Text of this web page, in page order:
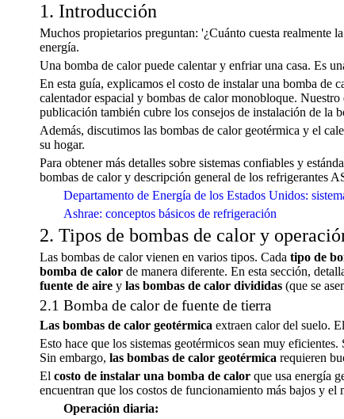
1. Introducción
Muchos propietarios preguntan: '¿Cuánto cuesta realmente
energía.
Una bomba de calor puede calentar y enfriar una casa. Es
En esta guía, explicamos el costo de instalar una bomba de
calentador espacial y bombas de calor monobloque.
publicación también cubre los consejos de instalación de la
Además, discutimos las bombas de calor geotérmica y el
su hogar.
Para obtener más detalles sobre sistemas confiables y
bombas de calor y descripción general de los refrigerantes
Departamento de Energía de los Estados Unidos:
Ashrae: conceptos básicos de refrigeración
2. Tipos de bombas de calor y
Las bombas de calor vienen en varios tipos. Cada tipo de
bomba de calor de manera diferente. En esta sección,
fuente de aire y las bombas de calor divididas (que se
2.1 Bomba de calor de fuente de tierra
Las bombas de calor geotérmica extraen calor del suelo.
Esto hace que los sistemas geotérmicos sean muy
Sin embargo, las bombas de calor geotérmica requieren
El costo de instalar una bomba de calor que usa energía
encuentran que los costos de funcionamiento más bajos y el
Operación diaria: